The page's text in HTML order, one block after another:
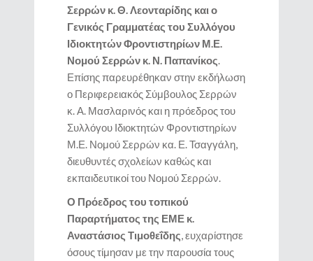
Σερρών κ. Θ. Λεονταρίδης και ο
Γενικός Γραμματέας του Συλλόγου
Ιδιοκτητών Φροντιστηρίων Μ.Ε.
Νομού Σερρών κ. Ν. Παπανίκος
Επίσης παρευρέθηκαν στην εκδήλωση
ο Περιφερειακός Σύμβουλος Σερρών
κ. Α. Μασλαρινός και η πρόεδρος του
Συλλόγου Ιδιοκτητών Φροντιστηρίων
Μ.Ε. Νομού Σερρών κα. Ε. Τσαγγάλη,
διευθυντές σχολείων καθώς και
εκπαιδευτικοί του Νομού Σερρών.
Ο Πρόεδρος του τοπικού
Παραρτήματος της ΕΜΕ κ.
Αναστάσιος Τιμοθεΐδης , ευχαρίστησε
όσους τίμησαν με την παρουσία τους